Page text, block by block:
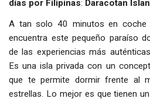
días por Filipinas: Daracotan
A tan solo 40 minutos en coche
encuentra este pequeño paraíso
de las experiencias más
Es una isla privada con un
que te permite dormir frente al
estrellas. Lo mejor es que tienen